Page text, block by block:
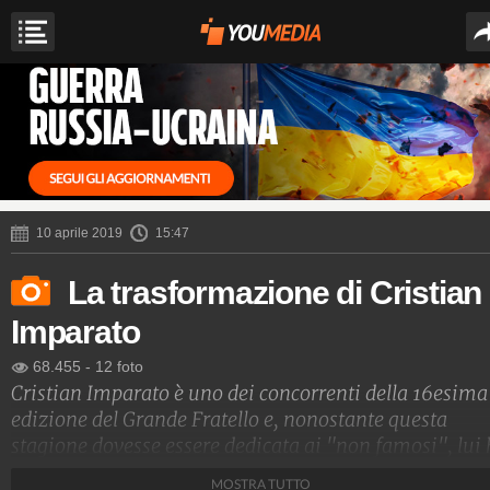
10 aprile 2019 15:47
La trasformazione di Cristian
Imparato
68.455 - 12 foto
Cristian Imparato è uno dei concorrenti della 16esima
edizione del Grande Fratello e, nonostante questa
stagione dovesse essere dedicata ai "non famosi", lui
MOSTRA TUTTO